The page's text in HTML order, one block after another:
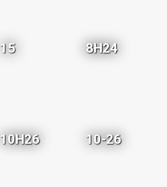
15 8H24
10H26 10-26